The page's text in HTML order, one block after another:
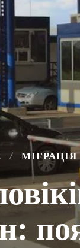
МІГРАЦІЯ